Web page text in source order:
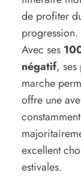
de profiter
progression.
Avec ses
négatif, ses
marche
offre une
excellent
estivales.